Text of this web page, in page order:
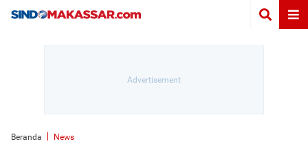
Beranda News